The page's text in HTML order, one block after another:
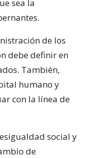
sea la
de los
debe definir en
También,
humano y
con la línea de
social y
de